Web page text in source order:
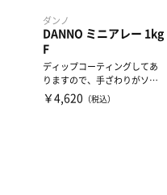
ダンノ
DANNO ミニアレー 1kg
F
ディップコーティングしてあ
りますので、手ざわりがソフ
トです。トレーニング説明書
￥4,620 （税込）